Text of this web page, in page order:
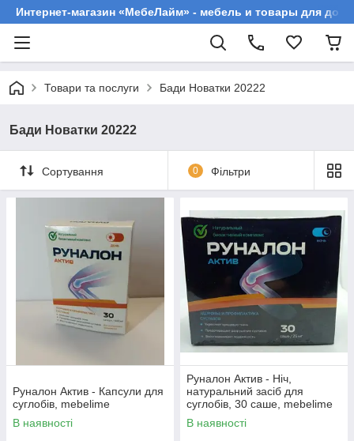
Интернет-магазин «МебеЛайм» - мебель и товары для
Товари та послуги Бади Новатки 20222
Бади Новатки 20222
Сортування 0 Фільтри
Руналон Актив - Капсули для
суглобів, mebelime
В наявності
Руналон Актив - Ніч,
натуральний засіб для
суглобів, 30 саше, mebelime
В наявності